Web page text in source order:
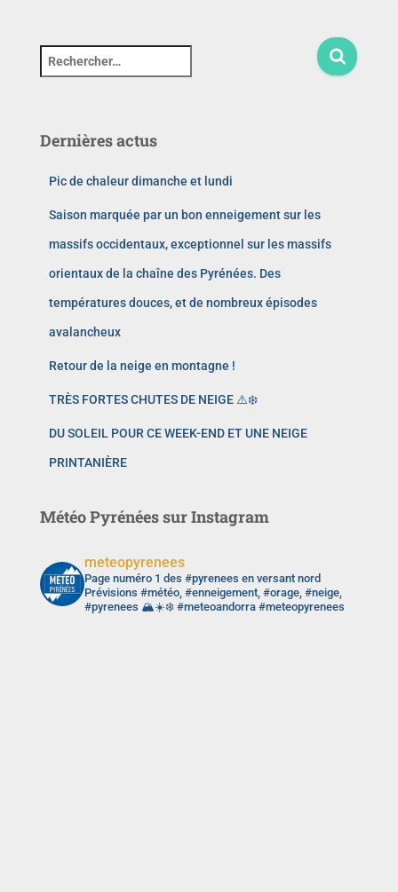
Dernières actus
Pic de chaleur dimanche et lundi
Saison marquée par un bon enneigement sur les
massifs occidentaux, exceptionnel sur les massifs
orientaux de la chaîne des Pyrénées. Des
températures douces, et de nombreux épisodes
avalancheux
Retour de la neige en montagne !
TRÈS FORTES CHUTES DE NEIGE ⚠️❄️
DU SOLEIL POUR CE WEEK-END ET UNE NEIGE
PRINTANIÈRE
Météo Pyrénées sur Instagram
meteopyrenees
Page numéro 1 des #pyrenees en versant nord
Prévisions #météo, #enneigement, #orage, #neige,
#pyrenees 🏔️☀️❄️ #meteoandorra #meteopyrenees